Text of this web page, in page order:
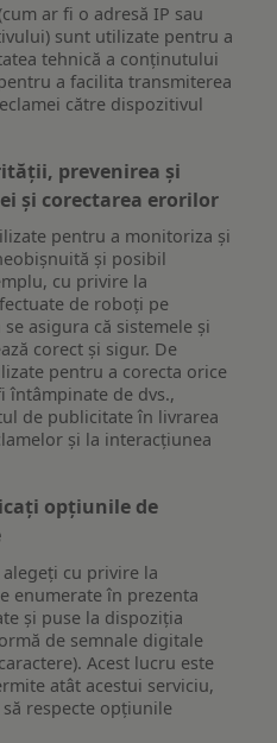
ar fi o adresă IP sau
sunt utilizate pentru a
tehnică a conținutului
a facilita transmiterea
către dispozitivul
prevenirea și
și corectarea erorilor
pentru a monitoriza și
și posibil
cu privire la
de roboți pe
asigura că sistemele și
corect și sigur. De
pentru a corecta orice
întâmpinate de dvs.,
de publicitate în livrarea
și la interacțiunea
opțiunile de
cu privire la
enumerate în prezenta
și puse la dispoziția
de semnale digitale
Acest lucru este
atât acestui serviciu,
respecte opțiunile